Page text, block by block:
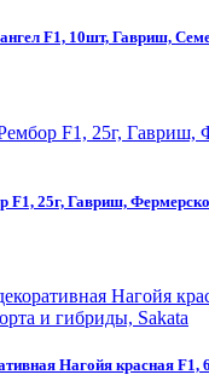
F1, 10шт, Гавриш,
25г, Гавриш,
Нагойя красная F1,